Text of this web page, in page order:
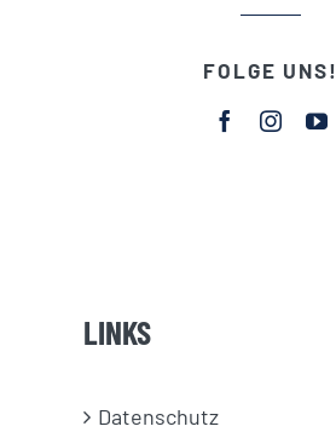
FOLGE UNS!
LINKS
Datenschutz